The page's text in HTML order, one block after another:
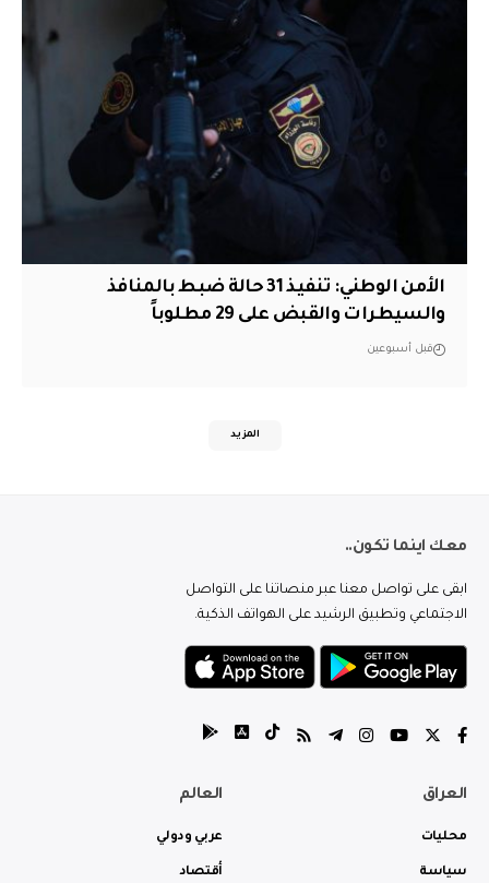
الأمن الوطني: تنفيذ 31 حالة ضبط بالمنافذ
والسيطرات والقبض على 29 مطلوباً
قبل أسبوعين
المزيد
معك اينما تكون..
ابقى على تواصل معنا عبر منصاتنا على التواصل
الاجتماعي وتطبيق الرشيد على الهواتف الذكية.
العراق
محليات
سياسة
العالم
عربي ودولي
أقتصاد